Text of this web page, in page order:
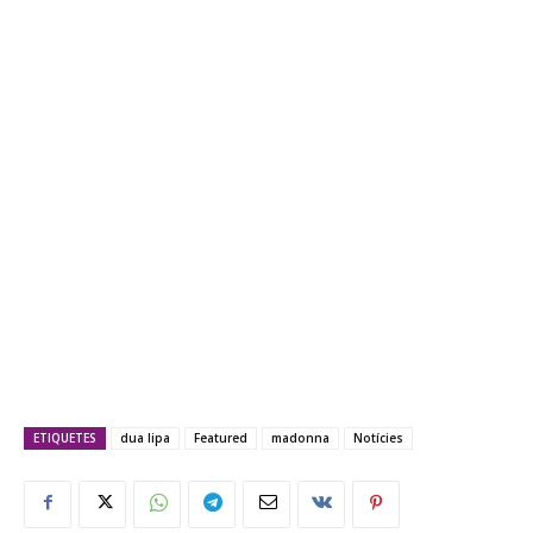
ETIQUETES dua lipa Featured madonna Notícies